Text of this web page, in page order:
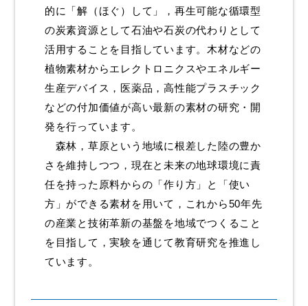
12．つくる責任 つかう責任
13．気候変動に具体的な対策を
14．海の豊かさを守ろう
15．陸の豊かさも守ろう
16．平和と公正をすべての人に
17．パートナーシップで目標を達成しよう
ALL 全ての取組一覧を見る
県立広島大学ホームページ
的に「解（ほぐ）して」，再生可能な循環型
の炭素資源として石油や石炭の代わりとして
活用することを目指しています。木材などの
植物素材からエレクトロニクスやエネルギー
生産デバイス，医薬品，高性能プラスチック
などの付加価値が高い最新の素材の研究・開
発を行っています。
森林，草原という地域に根差した陸の豊か
さを維持しつつ，現在と未来の地球環境に責
任を持った原料からの「作り方」と「使い
方」ができる素材を用いて，これから50年先
の産業と技術革新の基盤を地域でつくること
を目指して，実験を通じて教育研究を推進し
ています。